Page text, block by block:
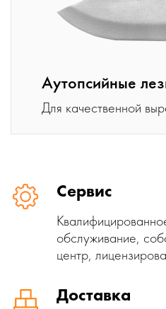
Аутопсийные
Для качественной
Сервис
обслуживание,
центр,
Доставка